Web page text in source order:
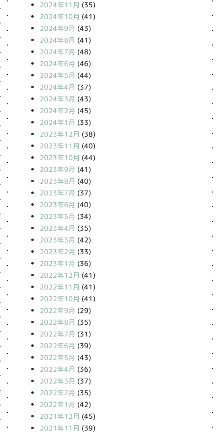
2024年11月 (35)
2024年10月 (41)
2024年9月 (43)
2024年8月 (41)
2024年7月 (48)
2024年6月 (46)
2024年5月 (44)
2024年4月 (37)
2024年3月 (43)
2024年2月 (45)
2024年1月 (33)
2023年12月 (38)
2023年11月 (40)
2023年10月 (44)
2023年9月 (41)
2023年8月 (40)
2023年7月 (37)
2023年6月 (40)
2023年5月 (34)
2023年4月 (35)
2023年3月 (42)
2023年2月 (33)
2023年1月 (36)
2022年12月 (41)
2022年11月 (41)
2022年10月 (41)
2022年9月 (29)
2022年8月 (35)
2022年7月 (31)
2022年6月 (39)
2022年5月 (43)
2022年4月 (36)
2022年3月 (37)
2022年2月 (35)
2022年1月 (42)
2021年12月 (45)
2021年11月 (39)